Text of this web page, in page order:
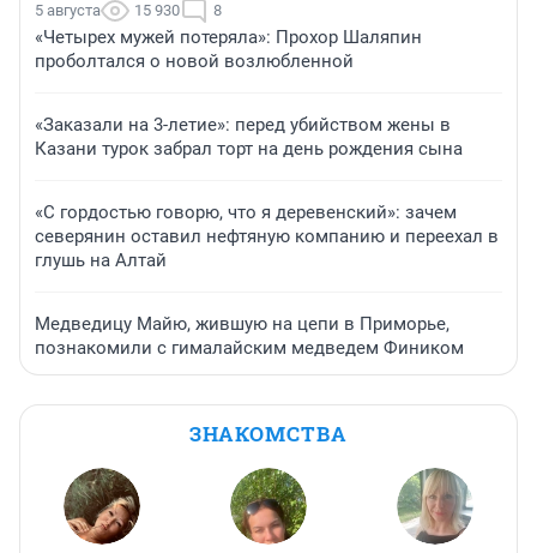
5 августа 15 930 8
«Четырех мужей потеряла»: Прохор Шаляпин
проболтался о новой возлюбленной
«Заказали на 3-летие»: перед убийством жены в
Казани турок забрал торт на день рождения сына
«С гордостью говорю, что я деревенский»: зачем
северянин оставил нефтяную компанию и переехал в
глушь на Алтай
Медведицу Майю, жившую на цепи в Приморье,
познакомили с гималайским медведем Фиником
ЗНАКОМСТВА